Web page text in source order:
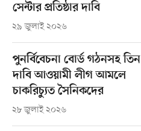
সেন্টার প্রতিষ্ঠার দাবি
২৯ জুলাই ২০২৬
পুনর্বিবেচনা বোর্ড গঠনসহ তিন
দাবি আওয়ামী লীগ আমলে
চাকরিচ্যুত সৈনিকদের
২৮ জুলাই ২০২৬